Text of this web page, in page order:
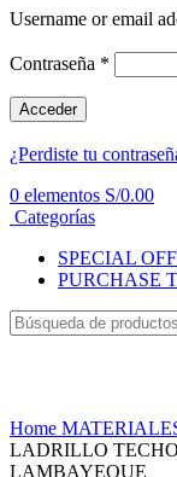
Username or email
Contraseña *
Acceder
¿Perdiste tu
0 elementos S/0.00
Categorías
SPECIAL
PURCHASE
Home
LADRILLO
LAMBAYEQUE